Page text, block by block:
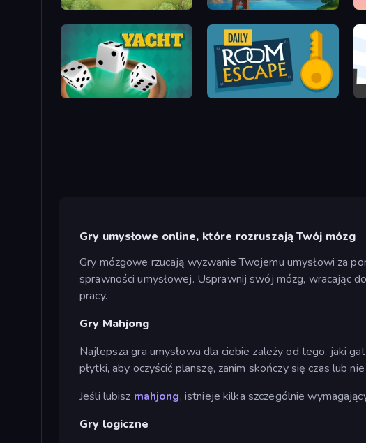
Crocword Bridge Builder
Yacht Daily Room Escape
Gry umysłowe online, które rozruszają Twój mózg
Gry mózgowe rzucają wyzwanie Twojemu umysłowi za
sprawności umysłowej. Usprawnij swój mózg, wracając
pracy.
Gry Mahjong
Najlepsza gra umysłowa dla ciebie zależy od tego, jaki
płytki, aby oczyścić planszę, zanim skończy się czas lub
Jeśli lubisz mahjong, istnieje kilka szczególnie
Gry logiczne